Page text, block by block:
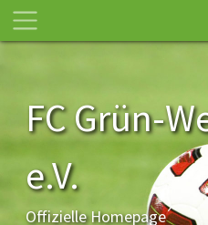
FC Grün-
e.V.
Offizielle Homepage